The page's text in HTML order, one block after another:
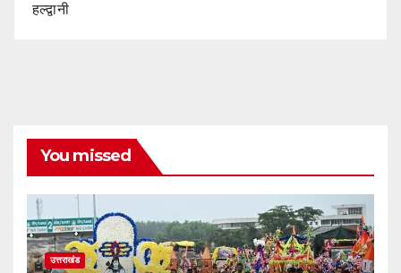
हल्द्वानी
You missed
उत्तराखंड